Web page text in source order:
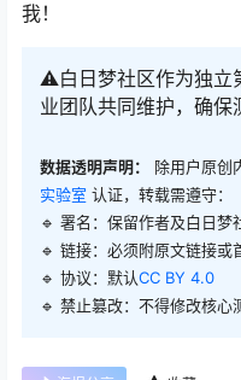
我！
⚠️白日梦社区作为独立
业团队共同维护，确保
数据透明声明： 除用户原创
实验室 认证，转载需遵守：
🔹 署名：保留作者及白日梦
🔹 链接：必须附原文链接或
🔹 协议：默认CC BY 4.0
🔹 禁止篡改：不得修改核心